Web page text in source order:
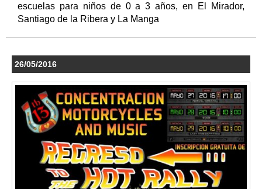
escuelas para niños de 0 a 3 años, en El Mirador,
Santiago de la Ribera y La Manga
26/05/2016